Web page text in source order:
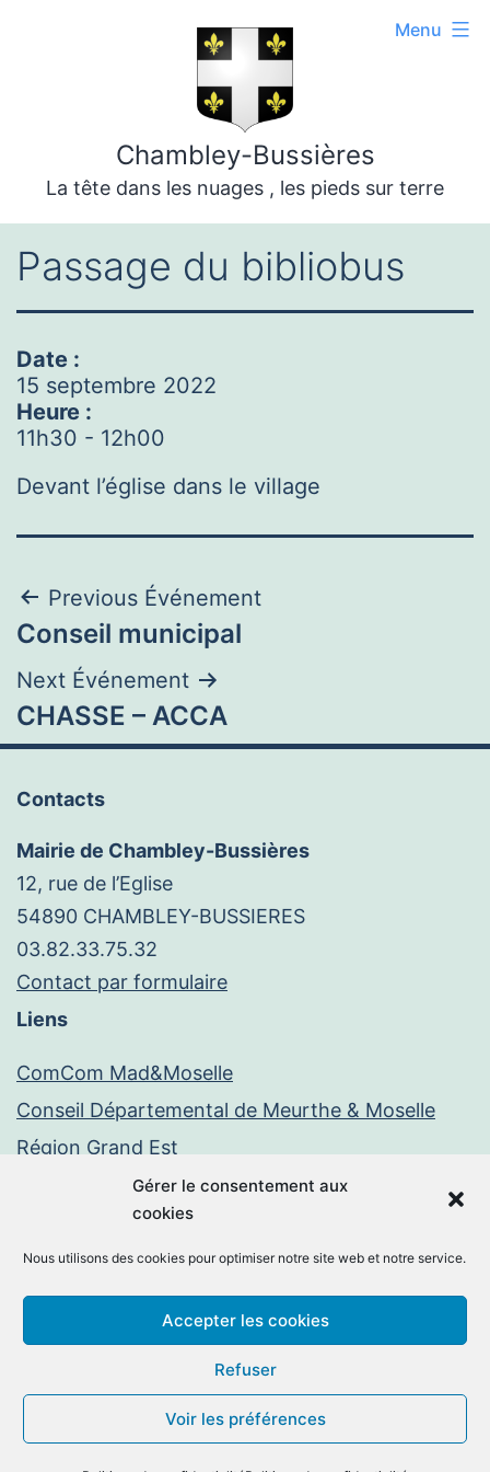
Gérer le consentement aux
cookies
Nous utilisons des cookies pour optimiser notre site web et notre service.
Accepter les cookies
Refuser
Voir les préférences
Chambley-Bussières
La tête dans les nuages , les pieds sur terre
Menu
Passage du bibliobus
Date :
15 septembre 2022
Heure :
11h30 - 12h00
Devant l’église dans le village
Navigation
de
l’article
Previous Événement
Conseil municipal
Next Événement
CHASSE – ACCA
Contacts
Mairie de Chambley-Bussières
12, rue de l’Eglise
54890 CHAMBLEY-BUSSIERES
03.82.33.75.32
Contact par formulaire
Liens
ComCom Mad&Moselle
Conseil Départemental de Meurthe & Moselle
Région Grand Est
Paiement en ligne
Mentions légales Politique de confidentialité
Facebook
mail
Chambley-Bussières
MM Informatique